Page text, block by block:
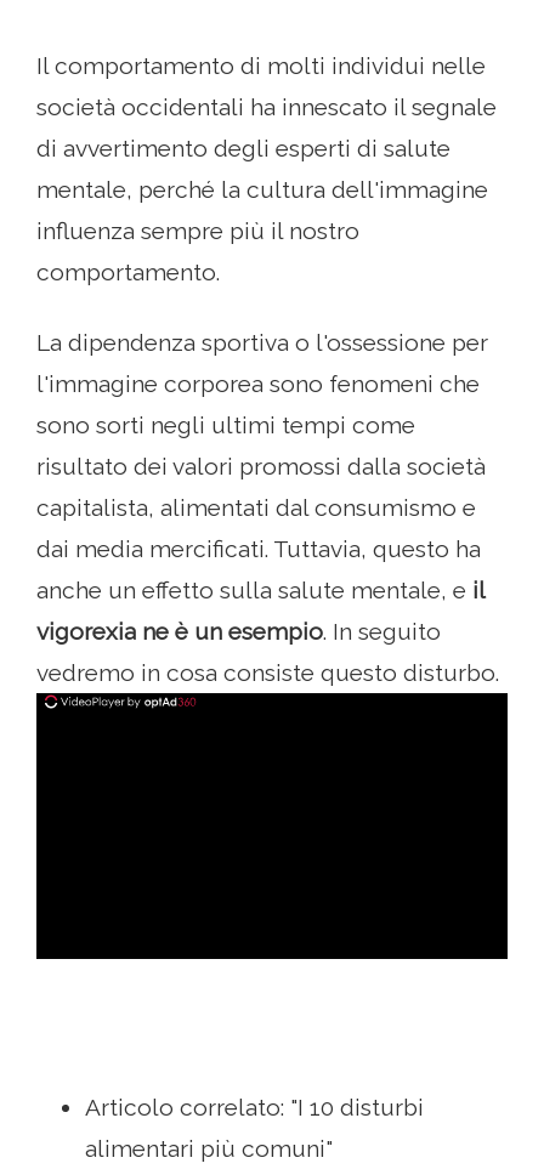
Il comportamento di molti individui nelle
società occidentali ha innescato il segnale
di avvertimento degli esperti di salute
mentale, perché la cultura dell'immagine
influenza sempre più il nostro
comportamento.
La dipendenza sportiva o l'ossessione per
l'immagine corporea sono fenomeni che
sono sorti negli ultimi tempi come
risultato dei valori promossi dalla società
capitalista, alimentati dal consumismo e
dai media mercificati. Tuttavia, questo ha
anche un effetto sulla salute mentale, e il
vigorexia ne è un esempio. In seguito
vedremo in cosa consiste questo disturbo.
Articolo correlato: "I 10 disturbi
alimentari più comuni"